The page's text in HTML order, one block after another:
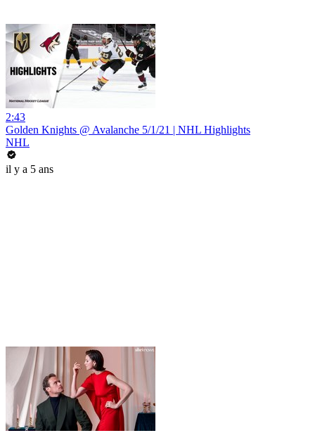
2:43
Golden Knights @ Avalanche 5/1/21 | NHL Highlights
NHL
il y a 5 ans